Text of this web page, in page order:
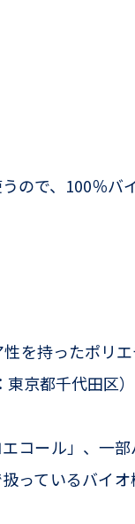
で、100％バ
を持ったポリ
京都千代田区
コール」、一
っているバイ